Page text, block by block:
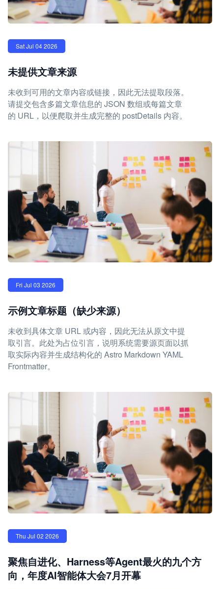
Sat Jul 04 2026
未提供文章来源
未收到可用的文章内容或链接，因此无法提取段落。
请提交包含多篇文章信息的 JSON 数组或每篇文章
的 URL，以便爬取并生成完整的 postDetails 内容。
Fri Jul 03 2026
示例文章标题（缺少来源）
未收到具体文章 URL 或内容，因此无法从原文中提
取引言。此处为占位引言，说明系统需要源页面以抓
取实际内容并生成结构化的 Astro Markdown YAML
Frontmatter。
Thu Jul 02 2026
聚焦自进化、Harness等Agent最火的九个方
向，年度AI智能体大会7月开幕